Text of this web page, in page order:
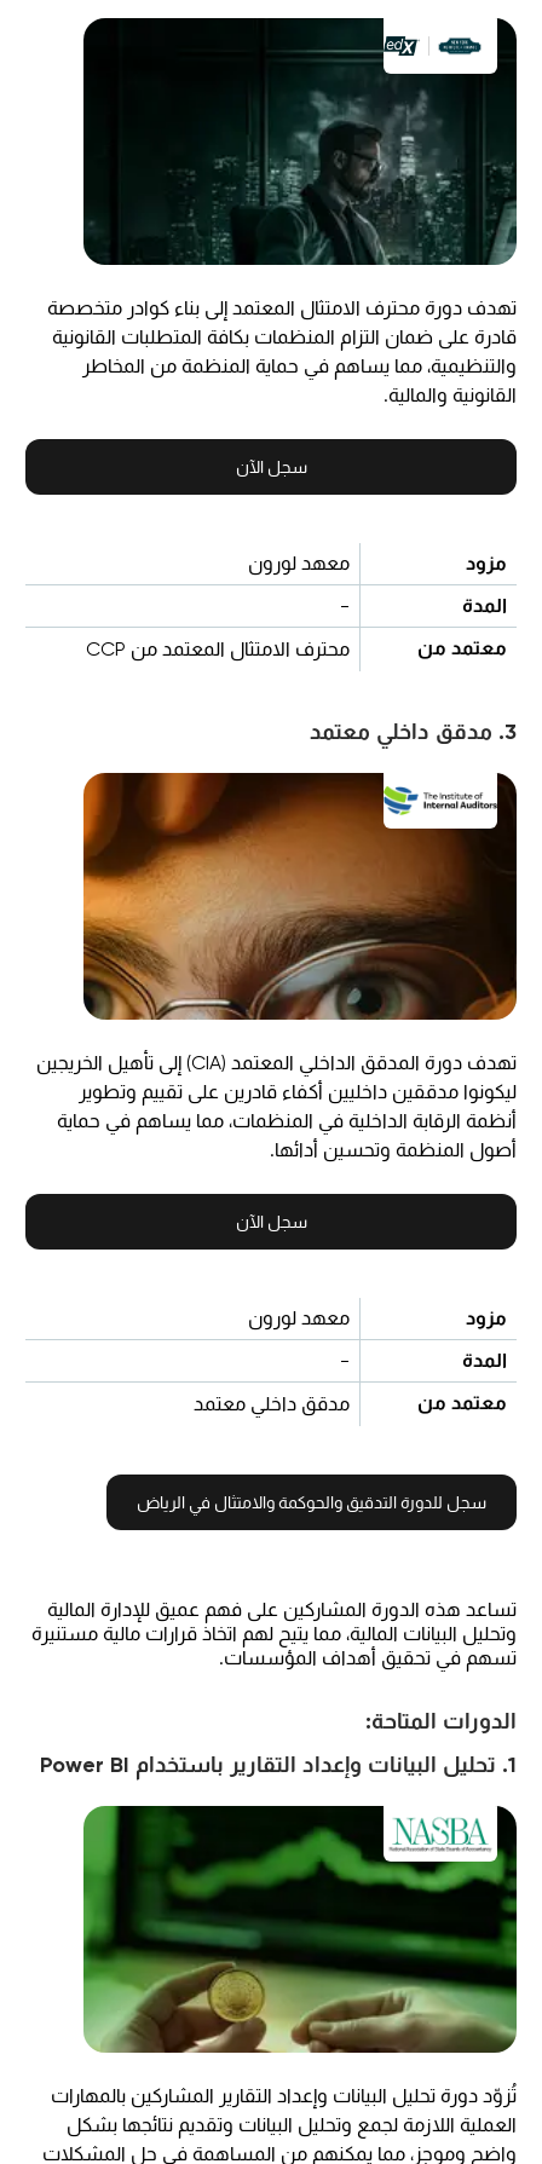
تهدف دورة محترف الامتثال المعتمد إلى بناء كوادر متخصصة
قادرة على ضمان التزام المنظمات بكافة المتطلبات القانونية
والتنظيمية، مما يساهم في حماية المنظمة من المخاطر
القانونية والمالية.
سجل الآن
مزود
معهد لورون
المدة
-
معتمد من
محترف الامتثال المعتمد من CCP
3. مدقق داخلي معتمد
تهدف دورة المدقق الداخلي المعتمد (CIA) إلى تأهيل الخريجين
ليكونوا مدققين داخليين أكفاء قادرين على تقييم وتطوير
أنظمة الرقابة الداخلية في المنظمات، مما يساهم في حماية
أصول المنظمة وتحسين أدائها.
سجل الآن
مزود
معهد لورون
المدة
-
معتمد من
مدقق داخلي معتمد
سجل للدورة التدقيق والحوكمة والامتثال في الرياض
تساعد هذه الدورة المشاركين على فهم عميق للإدارة المالية
وتحليل البيانات المالية، مما يتيح لهم اتخاذ قرارات مالية مستنيرة
تسهم في تحقيق أهداف المؤسسات.
الدورات المتاحة:
1. تحليل البيانات وإعداد التقارير باستخدام Power BI
تُزوّد دورة تحليل البيانات وإعداد التقارير المشاركين بالمهارات
العملية اللازمة لجمع وتحليل البيانات وتقديم نتائجها بشكل
واضح وموجز، مما يمكنهم من المساهمة في حل المشكلات